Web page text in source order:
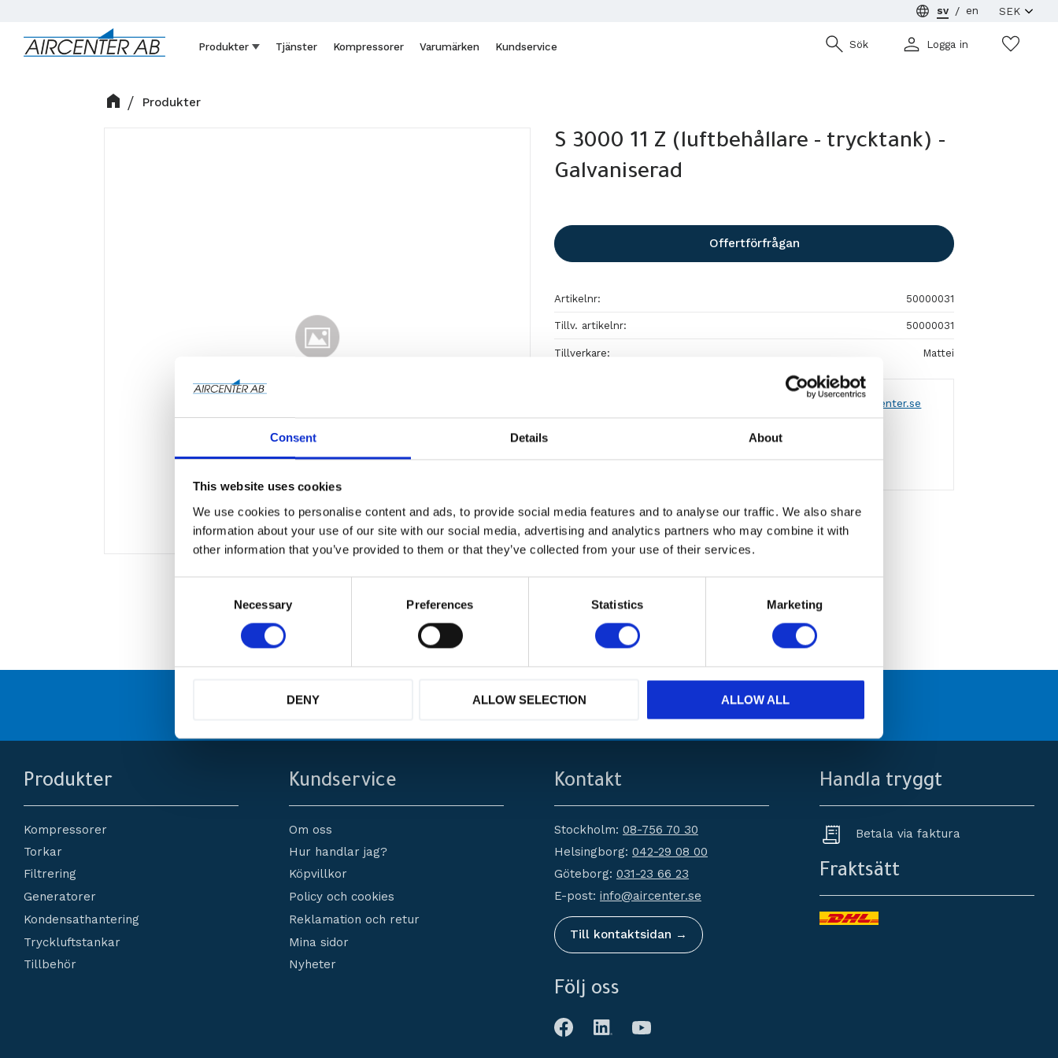
Consent Details About
This website uses cookies
We use cookies to personalise content and ads, to provide social media features and to analyse our traffic. We also share
information about your use of our site with our social media, advertising and analytics partners who may combine it with
other information that you’ve provided to them or that they’ve collected from your use of their services.
t
e
n
Necessary Preferences Statistics Marketing
DENY ALLOW SELECTION ALLOW ALL
sv en
Produkter Tjänster Kompressorer Varumärken Kundservice Sök Logga in
Produkter
S 3000 11 Z (luftbehållare - trycktank) -
Galvaniserad
Offertförfrågan
Artikelnr 50000031
Tillv. artikelnr 50000031
Tillverkare Mattei
Visa alla produkter från Mattei
mejla info@aircenter.se
Originaldelar från Erbjuderservice Hög kompetens och engagemang
Produkter
Kompressorer
Torkar
Filtrering
Generatorer
Kondensathantering
Tryckluftstankar
Tillbehör
Kundservice
Om oss
Hur handlar jag?
Köpvillkor
Policy och cookies
Reklamation och retur
Mina sidor
Nyheter
Kontakt
Stockholm: 08-756 70 30
Helsingborg: 042-29 08 00
Göteborg: 031-23 66 23
E-post: info@aircenter.se
Till kontaktsidan →
Följ oss
Handla tryggt
Betala via faktura
Fraktsätt